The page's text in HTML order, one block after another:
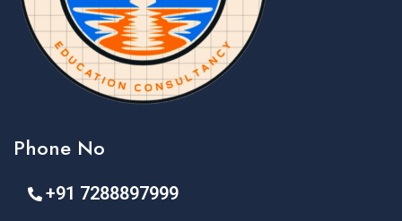
Phone No
+91 7288897999